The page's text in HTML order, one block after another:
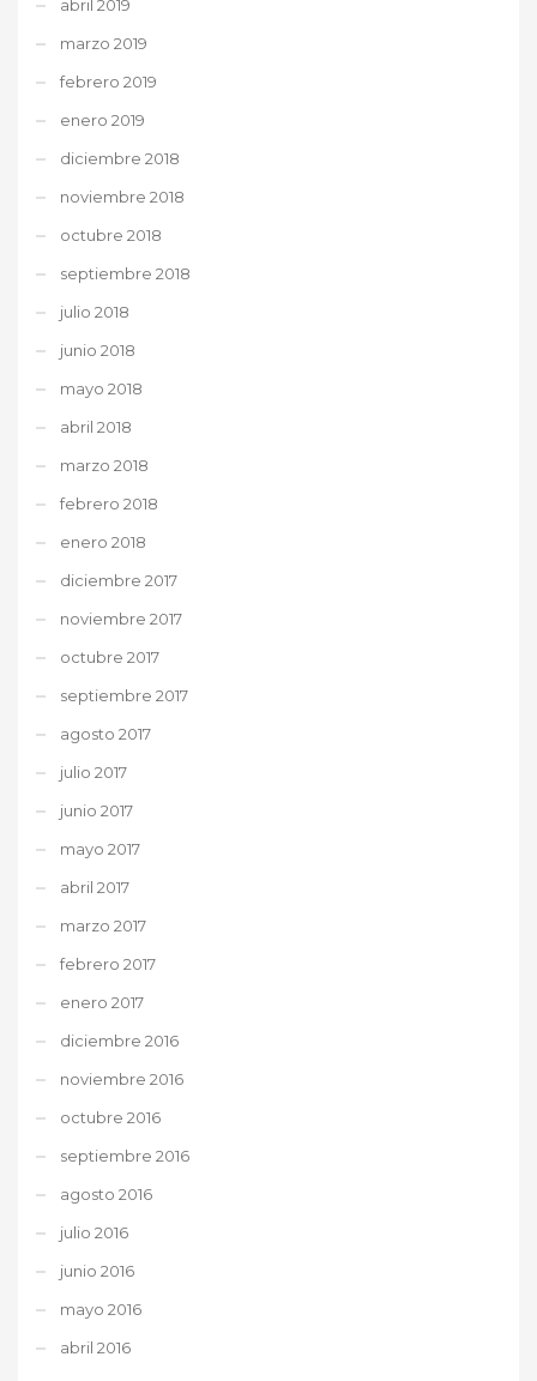
abril 2019
marzo 2019
febrero 2019
enero 2019
diciembre 2018
noviembre 2018
octubre 2018
septiembre 2018
julio 2018
junio 2018
mayo 2018
abril 2018
marzo 2018
febrero 2018
enero 2018
diciembre 2017
noviembre 2017
octubre 2017
septiembre 2017
agosto 2017
julio 2017
junio 2017
mayo 2017
abril 2017
marzo 2017
febrero 2017
enero 2017
diciembre 2016
noviembre 2016
octubre 2016
septiembre 2016
agosto 2016
julio 2016
junio 2016
mayo 2016
abril 2016